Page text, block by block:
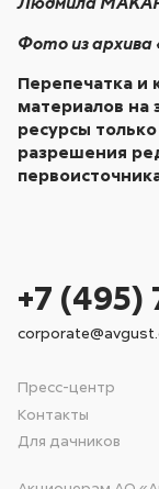
Фото из архива
Перепечатка и
материалов на
ресурсы
разрешения
Пресс-центр
Контакты
Для дачников
+7